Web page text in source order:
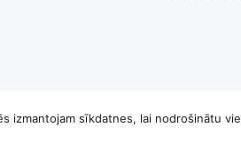
© 2026 MB „Bonideco“. Visas tiesības
izmantojam sīkdatnes, lai nodrošinātu